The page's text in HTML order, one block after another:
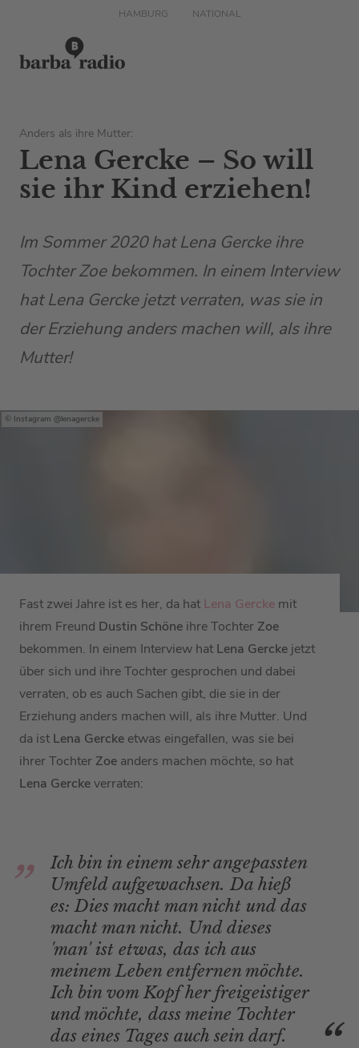
HAMBURG NATIONAL
Anders als ihre Mutter:
Lena Gercke – So will
sie ihr Kind erziehen!
Im Sommer 2020 hat Lena Gercke ihre
Tochter Zoe bekommen. In einem Interview
hat Lena Gercke jetzt verraten, was sie in
der Erziehung anders machen will, als ihre
Mutter!
Instagram @lenagercke
Fast zwei Jahre ist es her, da hat Lena Gercke mit
ihrem Freund Dustin Schöne ihre Tochter Zoe
bekommen. In einem Interview hat Lena Gercke jetzt
über sich und ihre Tochter gesprochen und dabei
verraten, ob es auch Sachen gibt, die sie in der
Erziehung anders machen will, als ihre Mutter. Und
da ist Lena Gercke etwas eingefallen, was sie bei
ihrer Tochter Zoe anders machen möchte, so hat
Lena Gerckeverraten:
Ich bin in einem sehr angepassten
Umfeld aufgewachsen. Da hieß
es: Dies macht man nicht und das
macht man nicht. Und dieses
'man' ist etwas, das ich aus
meinem Leben entfernen möchte.
Ich bin vom Kopf her freigeistiger
und möchte, dass meine Tochter
das eines Tages auch sein darf.